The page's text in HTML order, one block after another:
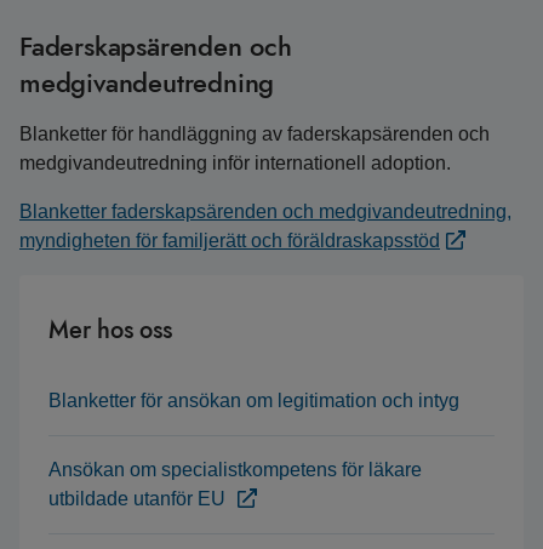
Faderskapsärenden och
medgivandeutredning
Blanketter för handläggning av faderskapsärenden och
medgivandeutredning inför internationell adoption.
Blanketter faderskapsärenden och medgivandeutredning,
myndigheten för familjerätt och föräldraskapsstöd
Mer hos oss
Blanketter för ansökan om legitimation och intyg
Ansökan om specialistkompetens för läkare
utbildade utanför EU